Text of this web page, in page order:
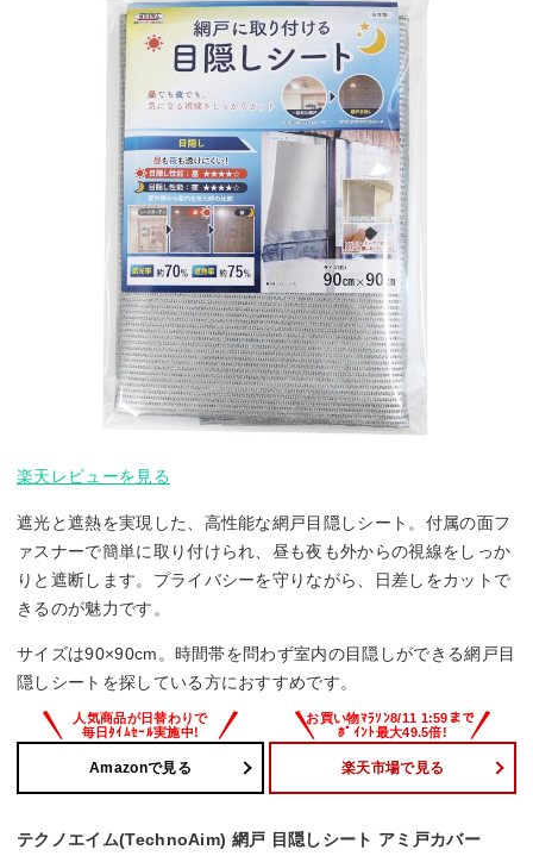
楽天レビューを見る
遮光と遮熱を実現した、高性能な網戸目隠しシート。付属の面フ
ァスナーで簡単に取り付けられ、昼も夜も外からの視線をしっか
りと遮断します。プライバシーを守りながら、日差しをカットで
きるのが魅力です。
サイズは90×90cm。時間帯を問わず室内の目隠しができる網戸目
隠しシートを探している方におすすめです。
Amazonで見る 楽天市場で見る
テクノエイム(TechnoAim) 網戸 目隠しシート アミ戸カバー